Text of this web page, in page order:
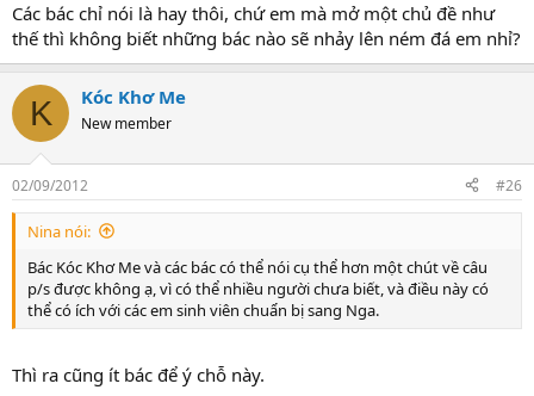
Các bác chỉ nói là hay thôi, chứ em mà mở một chủ đề như
thế thì không biết những bác nào sẽ nhảy lên ném đá em nhỉ?
K Kóc Khơ Me
New member
02/09/2012 #26
Nina nói:
Bác Kóc Khơ Me và các bác có thể nói cụ thể hơn một chút về câu
p/s được không ạ, vì có thể nhiều người chưa biết, và điều này có
thể có ích với các em sinh viên chuẩn bị sang Nga.
Thì ra cũng ít bác để ý chỗ này.